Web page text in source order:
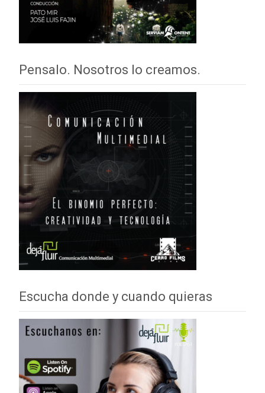
Pensalo. Nosotros lo creamos.
Escucha donde y cuando quieras